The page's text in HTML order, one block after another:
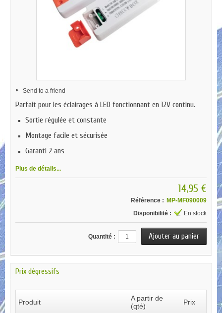
Send to a friend
Parfait pour les éclairages à LED fonctionnant en 12V continu.
Sortie régulée et constante
Montage facile et sécurisée
Garanti 2 ans
Plus de détails...
14,95 €
Référence : MP-MF090009
Disponibilité :
En stock
Quantité :
Prix dégressifs
Produit
A partir de
(qté)
Prix